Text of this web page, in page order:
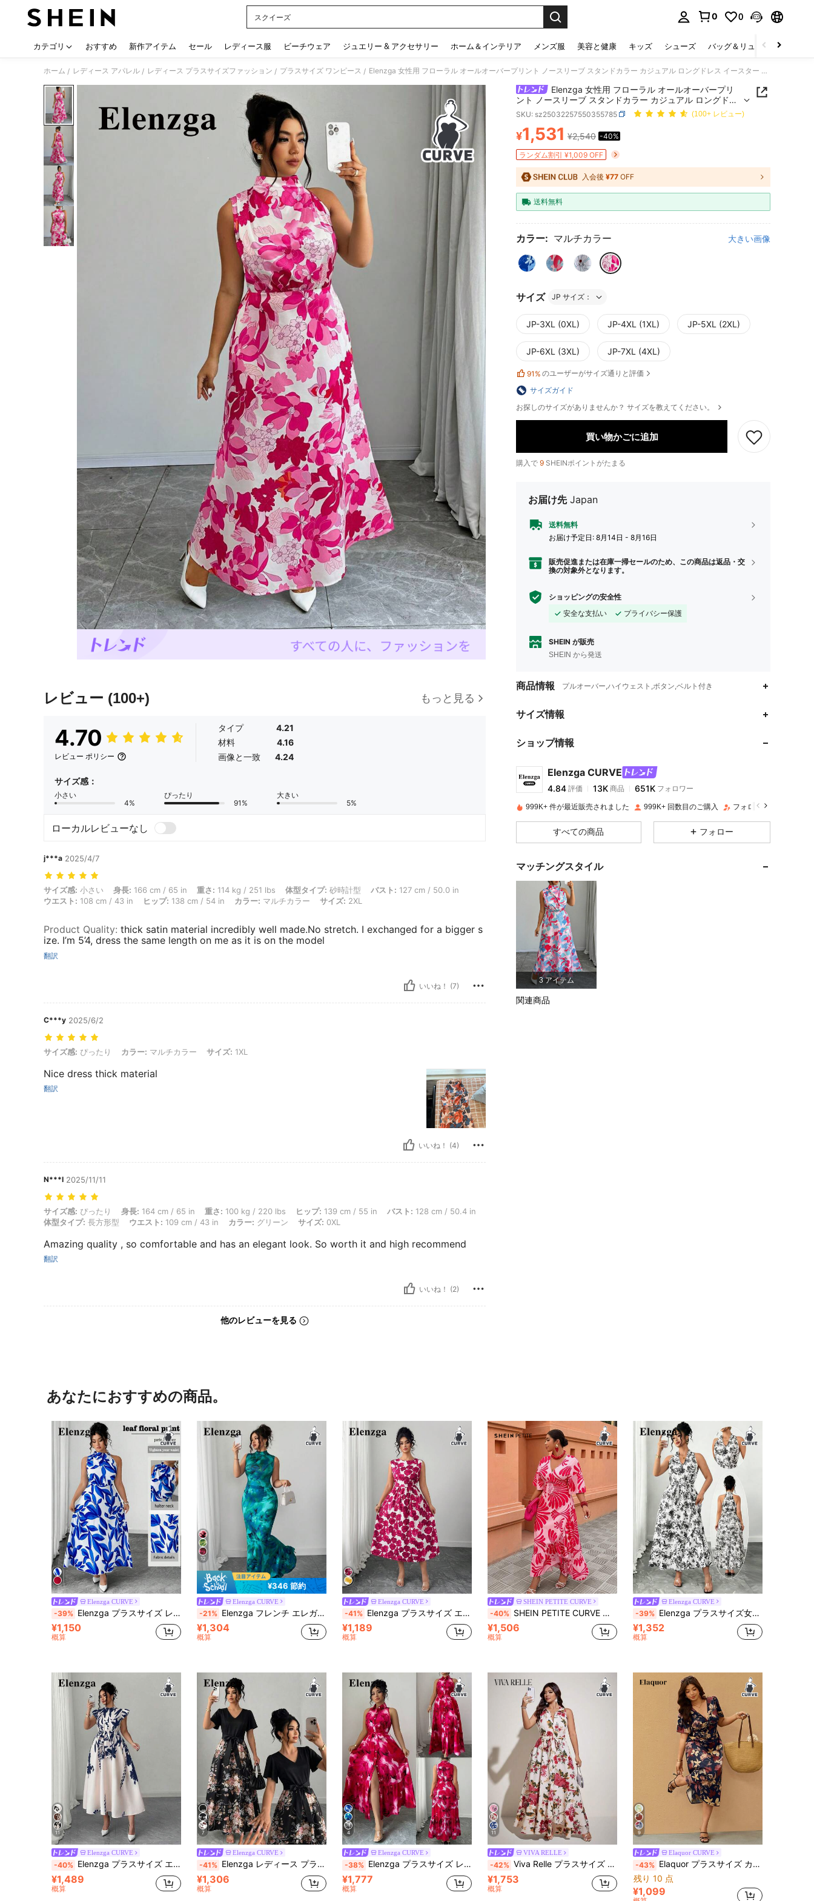
スクイーズ
0 0
カテゴリ おすすめ 新作アイテム セール レディース服 ビーチウェア ジュエリー & アクセサリー ホーム＆インテリア メンズ服 美容と健康 キッズ シューズ バッグ＆リュック
ホーム / レディース アパレル / レディース プラスサイズファッション / プラスサイズ ワンピース / Elenzga 女性用 フローラル オールオーバープリント ノースリーブ スタンドカラー カジュアル ロングドレス イースター 衣装
レビュー (100+) もっと見る
4.70
レビュー ポリシー
タイプ
4.21
材料
4.16
画像と一致
4.24
サイズ感：
小さい
4%
ぴったり
91%
大きい
5%
ローカルレビューなし
j***a 2025/4/7
サイズ感: 小さい, 身長: 166 cm / 65 in, 重さ: 114 kg / 251 lbs, 体型タイプ: 砂時計型, バスト: 127 cm / 50.0 in, ウエスト: 108 cm / 43 in, ヒップ: 138 cm / 54 in, カラー: マルチカラー, サイズ: 2XL
サイズ感: 小さい 身長: 166 cm / 65 in 重さ: 114 kg / 251 lbs 体型タイプ: 砂時計型 バスト: 127 cm / 50.0 in
ウエスト: 108 cm / 43 in ヒップ: 138 cm / 54 in カラー: マルチカラー サイズ: 2XL
Product Quality: thick satin material incredibly well made.No stretch. I exchanged for a bigger s
ize. I’m 5’4, dress the same length on me as it is on the model
翻訳
いいね！ (7)
C***y 2025/6/2
サイズ感: ぴったり, カラー: マルチカラー, サイズ: 1XL
サイズ感: ぴったり カラー: マルチカラー サイズ: 1XL
Nice dress thick material
翻訳
いいね！ (4)
N***I 2025/11/11
サイズ感: ぴったり, 身長: 164 cm / 65 in, 重さ: 100 kg / 220 lbs, ヒップ: 139 cm / 55 in, バスト: 128 cm / 50.4 in, 体型タイプ: 長方形型, ウエスト: 109 cm / 43 in, カラー: グリーン, サイズ: 0XL
サイズ感: ぴったり 身長: 164 cm / 65 in 重さ: 100 kg / 220 lbs ヒップ: 139 cm / 55 in バスト: 128 cm / 50.4 in
体型タイプ: 長方形型 ウエスト: 109 cm / 43 in カラー: グリーン サイズ: 0XL
Amazing quality , so comfortable and has an elegant look. So worth it and high recommend
翻訳
いいね！ (2)
他のレビューを見る
Elenzga 女性用 フローラル オールオーバープリ
ント ノースリーブ スタンドカラー カジュアル ロングドレ
ス イースター 衣装
SKU: sz25032257550355785 (100+ レビュー)
PRICE AND AVAILABILITY
¥1,531 ¥2,540 -40%
ランダム割引 ¥1,009 OFF
入会後 ¥77 OFF
送料無料
カラー: マルチカラー 大きい画像
サイズ JP サイズ：
JP-3XL (0XL) JP-4XL (1XL) JP-5XL (2XL)
JP-6XL (3XL) JP-7XL (4XL)
91% のユーザーがサイズ通りと評価
サイズガイド
お探しのサイズがありませんか？ サイズを教えてください。
買い物かごに追加
購入で 9 SHEINポイントがたまる
お届け先 Japan
送料無料
お届け予定日: 8月14日 - 8月16日
販売促進または在庫一掃セールのため、この商品は返品・交
換の対象外となります。
ショッピングの安全性
安全な支払い
プライバシー保護
SHEIN が販売
SHEIN から発送
商品情報 プルオーバー,ハイウェスト,ボタン,ベルト付き
サイズ情報
ショップ情報
Elenzga CURVE
4.84
4.84
評価 13K 商品 651Kフォロワー
s***8 は1日前に購入しました
4.84 13K
4.84
4.84 13K
4.84
999K+ 件が最近販売されました 999K+ 回数目のご購入 フォロワー数急増 15%
すべての商品 フォロー
マッチングスタイル
3 アイテム
関連商品
あなたにおすすめの商品。
Elenzga CURVE
-39% Elenzga プラスサイズ レディースノースリーブVネック無地リーフプリントフリルヘムウエストシャーリングマキシワンピース、エレガントなホリデー用
¥1,150
概算
12
¥346 節約
Elenzga CURVE
-21% Elenzga フレンチ エレガントフローラル ハイネック ノースリーブ ドレス、2025年新作 ウエスト絞り上品カジュアル ロングドレス、軽量ラッフルヘム Aラインフローラルプリントのサマードレス
¥1,304
概算
Elenzga CURVE
-41% Elenzga プラスサイズ エレガントなラウンドネック ディジーフローラル ノースリーブ フレアードレス ピンクローズプリントドレス ノースリーブ フローラルプリント ミディドレス ティーパーティードレス レディースドレス ミディフローラルミディドレス レディース春服 春ドレス エレガントドレス レディース バケーションアウトフィット レディース夏ホリデーアウトフィット
¥1,189
概算
SHEIN PETITE CURVE
-40% SHEIN PETITE CURVE レディース ラップ クロス フリル フローラルプリント カジュアル バケーション トップス、おしゃれなドレス アウトフィット用
¥1,506
概算
Elenzga CURVE
-39% Elenzga プラスサイズ女性夏Vネックノースリーブドレス、ミニマリストスケッチプリント、エレガントなフローラルプラスサイズドレス、女性のビーチホリデーアウトフィット、プラスサイズホワイトドレス、春、バレンタインデー、パーティー、ウェディングゲスト、卒業式、バケーション、女性のエレガントドレス、女性のカジュアルドレス、フォーマルドレス、女性のアウトゴーイングアウトフィット、女性のバケーションドレス、ロングドレス、カジュアルホワイトフローラルドレス、女性のホルターネックドレス、エレガントな夏のドレス
¥1,352
概算
11
Elenzga CURVE
-40% Elenzga プラスサイズ エレガントな花柄プリントマキシドレス ラッフルトリム、リラックスフィット バケーション、ビーチパーティー、カジュアルな集まりに、春夏シーズンに適しています
¥1,489
概算
7
Elenzga CURVE
-41% Elenzga レディース プラスサイズ プリント カラーブロック ブラック&ホワイト カジュアルドレス、ウエスト定義リボンタイ結びドレス、Vネック フローラルプリントドレス、フィットロングドレス、シンプルで快適なプリント バケーション ホリデー 春ドレス、レディース プリントドレス
¥1,306
概算
4
Elenzga CURVE
-38% Elenzga プラスサイズ レディース 春夏 タイダイ カラーブロック 大柄フラワープリント ノースリーブシャツワンピース ベルト付き フロントボタン開閉 エレガントでファッショナブル オフィス カジュアル デイリー着用に
¥1,777
概算
11
VIVA RELLE
-42% Viva Relle プラスサイズ レディース 春夏 小花柄 マキシワンピース、ホルターネック、ウエストタイ、フレアスカート、ビーチバケーション、カジュアルデート、旅行撮影に最適、小花柄がスプリング/サマーの雰囲気を演出、ホルターネックデザインで肩と首元をきれいに見せ、ウエストタイ+フロー感のあるスカート
¥1,753
概算
9
Elaquor CURVE
-43% Elaquor プラスサイズ カジュアル バケーション エレガントVネック ウエストシェイプ ドレス
残り 10 点
¥1,099